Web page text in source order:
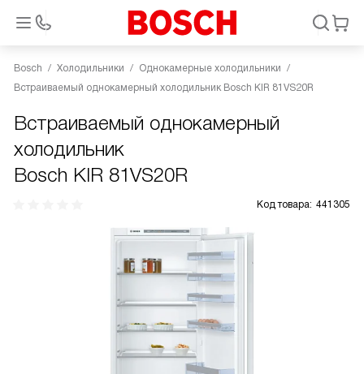
Bosch Холодильники
Однокамерные холодильники
Встраиваемый однокамерный холодильник Bosch KIR 81VS20R
Встраиваемый однокамерный
холодильник
Bosch KIR 81VS20R
Код товара: 441305